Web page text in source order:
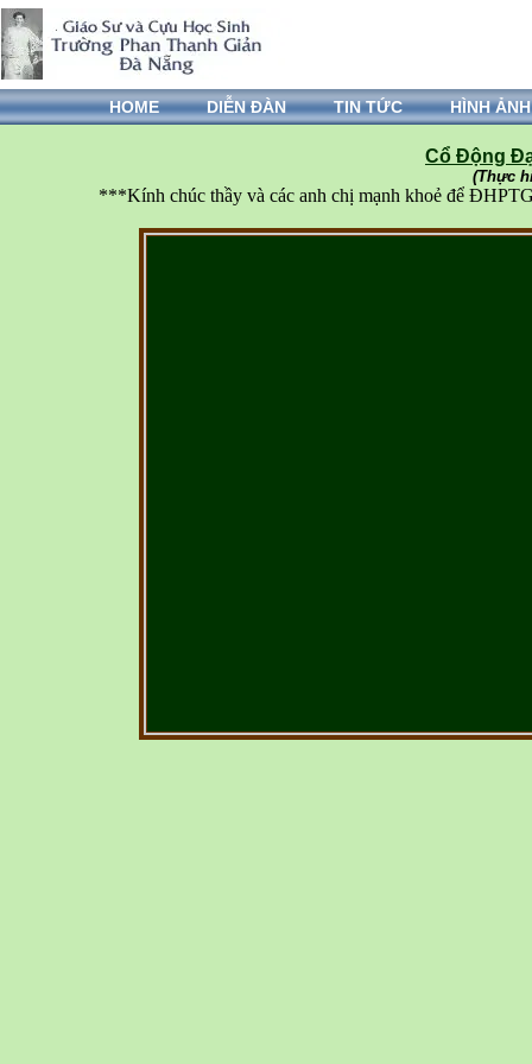
HOME DIỄN ĐÀN TIN TỨC HÌNH ẢNH
Cổ Động
(Thực
***Kính chúc thầy và các anh chị mạnh khoẻ để